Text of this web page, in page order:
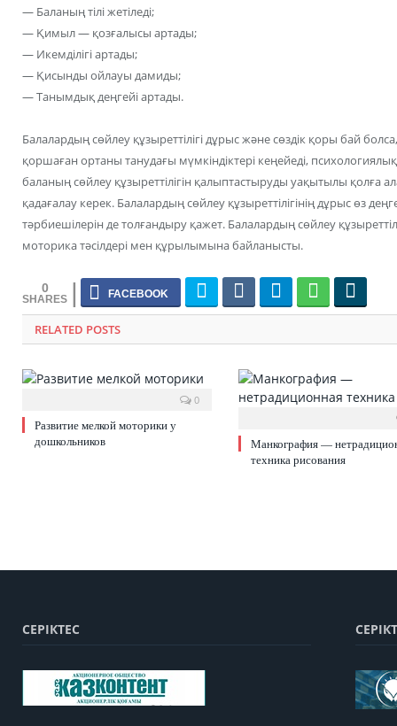
— Баланың тілі жетіледі;
— Қимыл — қозғалысы артады;
— Икемділігі артады;
— Қисынды ойлауы дамиды;
— Танымдық деңгейі артады.
Балалардың сөйлеу құзыреттілігі дұрыс және сөздік қоры бай
қоршаған ортаны танудағы мүмкіндіктері кеңейеді,
баланың сөйлеу құзыреттілігін қалыптастыруды уақытылы қолға
қадағалау керек. Балалардың сөйлеу құзыреттілігінің дұрыс өз
тәрбиешілерін де толғандыру қажет. Балалардың сөйлеу
моторика тәсілдері мен құрылымына байланысты.
0
RELATED POSTS
0
Развитие мелкой моторики у
дошкольников
Манкография —
техника рисования
СЕРІКТЕС